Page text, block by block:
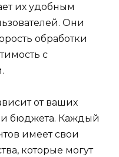
их удобным
Они
обработки
с
от ваших
и бюджета. Каждый
имеет свои
которые могут